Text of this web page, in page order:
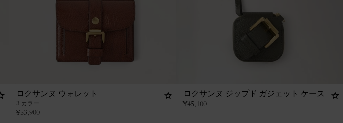
ロクサンヌ ウォレット
3 カラー
¥53,900
ロクサンヌ ジップド ガジェット ケース
¥45,100